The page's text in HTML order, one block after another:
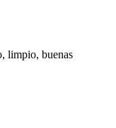
limpio, buenas